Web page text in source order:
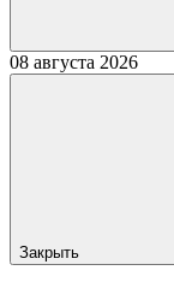
08 августа 2026
Закрыть